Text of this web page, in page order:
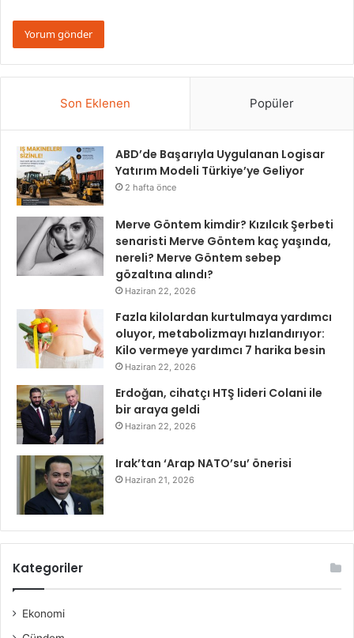
Son Eklenen Popüler
ABD’de Başarıyla Uygulanan Logisar
Yatırım Modeli Türkiye’ye Geliyor
2 hafta önce
Merve Göntem kimdir? Kızılcık Şerbeti
senaristi Merve Göntem kaç yaşında,
nereli? Merve Göntem sebep
gözaltına alındı?
Haziran 22, 2026
Fazla kilolardan kurtulmaya yardımcı
oluyor, metabolizmayı hızlandırıyor:
Kilo vermeye yardımcı 7 harika besin
Haziran 22, 2026
Erdoğan, cihatçı HTŞ lideri Colani ile
bir araya geldi
Haziran 22, 2026
Irak’tan ‘Arap NATO’su’ önerisi
Haziran 21, 2026
Kategoriler
Ekonomi